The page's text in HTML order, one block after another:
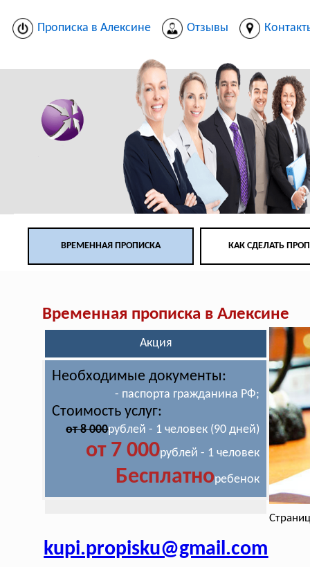
Прописка в Алексине Отзывы
ВРЕМЕННАЯ ПРОПИСКА КАК СДЕЛАТЬ
Временная прописка в Алексине
Акция
Необходимые документы:
- паспорта гражданина РФ;
Стоимость услуг:
от 8 000рублей - 1 человек (90 дней)
от 7 000рублей - 1 человек
Бесплатноребенок
kupi.propisku@gmail.com